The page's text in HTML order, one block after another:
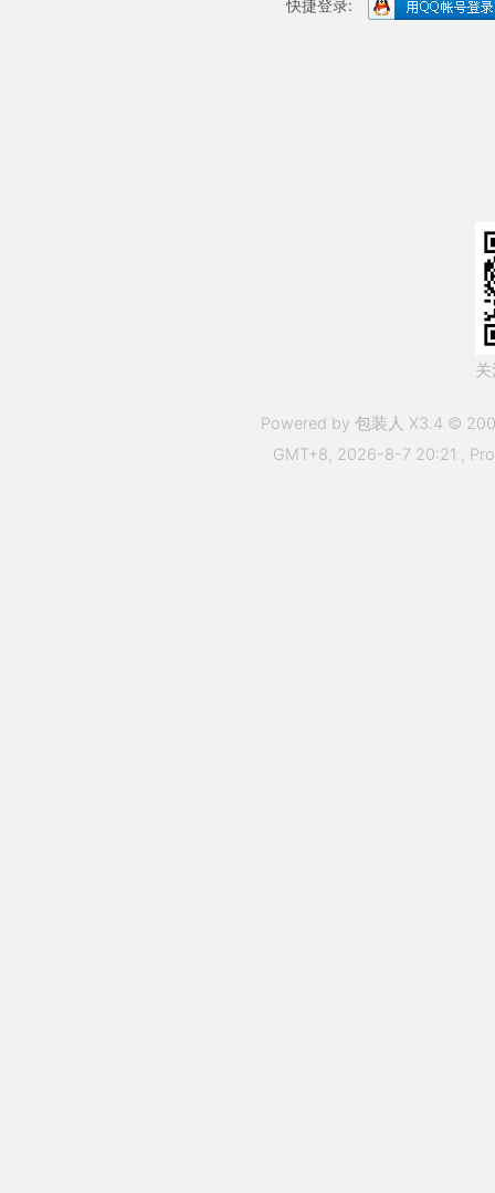
快捷登录:
Powered by 包装人 X3.4 ©
GMT+8, 2026-8-7 20:21 ,